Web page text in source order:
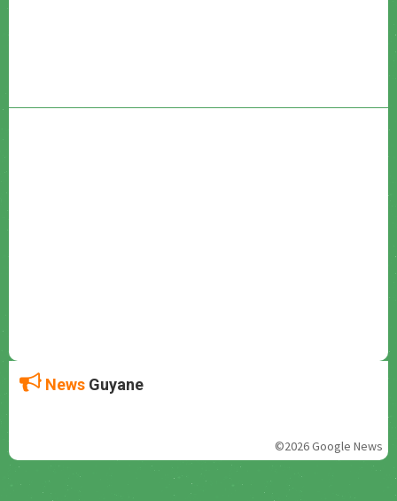
News Guyane
©2026 Google News